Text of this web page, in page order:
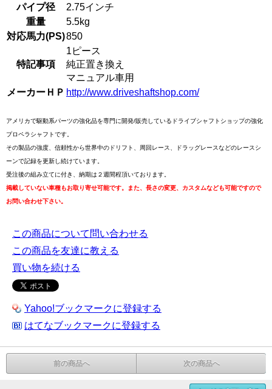
パイプ径
2.75インチ
重量
5.5kg
対応馬力(PS)850
特記事項
1ピース
純正置き換え
マニュアル車用
メーカーＨＰ http://www.driveshaftshop.com/
アメリカで駆動系パーツの強化品を専門に開発/販売しているドライブシャフトショップの強化
プロペラシャフトです。
その製品の強度、信頼性から世界中のドリフト、周回レース、ドラッグレースなどのレースシ
ーンで記録を更新し続けています。
受注後の組み立てに付き、納期は２週間程頂いております。
掲載していない車種もお取り寄せ可能です。また、長さの変更、カスタムなども可能ですので
お問い合わせ下さい。
この商品について問い合わせる
この商品を友達に教える
買い物を続ける
Yahoo!ブックマークに登録する
はてなブックマークに登録する
前の商品へ 次の商品へ